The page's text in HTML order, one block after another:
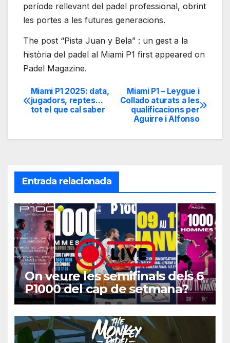
període rellevant del padel professional, obrint
les portes a les futures generacions.
The post “Pista Juan y Bela” : un gest a la
història del padel al Miami P1 first appeared on
Padel Magazine.
Navegación
de
entradas
Miami P1 – Leygue i
Collado aturats a les
qualificacions per
Aguirre i Alfonso
Miami P1 2025: data,
jugadors, reptes…
tot el que cal saber
Entrada relacionada
On veure les semifinals dels 6
P1000 del cap de setmana?